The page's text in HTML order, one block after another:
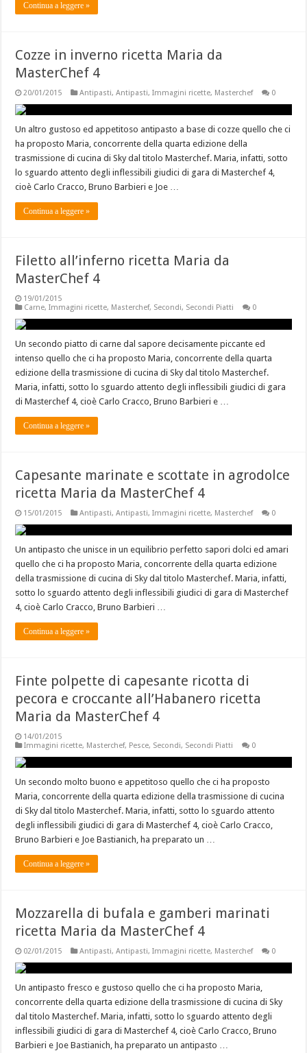
Continua a leggere »
Cozze in inverno ricetta Maria da
MasterChef 4
20/01/2015 Antipasti,Antipasti,Immagini ricette, Masterchef 0
Un altro gustoso ed appetitoso antipasto a base di cozze quello che ci
ha proposto Maria, concorrente della quarta edizione della
trasmissione di cucina di Sky dal titolo Masterchef. Maria, infatti, sotto
lo sguardo attento degli inflessibili giudici di gara di Masterchef 4,
cioè Carlo Cracco, Bruno Barbieri e Joe …
Continua a leggere »
Filetto all’inferno ricetta Maria da
MasterChef 4
19/01/2015
Carne,Immagini ricette, Masterchef, Secondi, Secondi Piatti 0
Un secondo piatto di carne dal sapore decisamente piccante ed
intenso quello che ci ha proposto Maria, concorrente della quarta
edizione della trasmissione di cucina di Sky dal titolo Masterchef.
Maria, infatti, sotto lo sguardo attento degli inflessibili giudici di gara
di Masterchef 4, cioè Carlo Cracco, Bruno Barbieri e …
Continua a leggere »
Capesante marinate e scottate in agrodolce
ricetta Maria da MasterChef 4
15/01/2015 Antipasti,Antipasti,Immagini ricette, Masterchef 0
Un antipasto che unisce in un equilibrio perfetto sapori dolci ed amari
quello che ci ha proposto Maria, concorrente della quarta edizione
della trasmissione di cucina di Sky dal titolo Masterchef. Maria, infatti,
sotto lo sguardo attento degli inflessibili giudici di gara di Masterchef
4, cioè Carlo Cracco, Bruno Barbieri …
Continua a leggere »
Finte polpette di capesante ricotta di
pecora e croccante all’Habanero ricetta
Maria da MasterChef 4
14/01/2015
Immagini ricette, Masterchef, Pesce, Secondi, Secondi Piatti 0
Un secondo molto buono e appetitoso quello che ci ha proposto
Maria, concorrente della quarta edizione della trasmissione di cucina
di Sky dal titolo Masterchef. Maria, infatti, sotto lo sguardo attento
degli inflessibili giudici di gara di Masterchef 4, cioè Carlo Cracco,
Bruno Barbieri e Joe Bastianich, ha preparato un …
Continua a leggere »
Mozzarella di bufala e gamberi marinati
ricetta Maria da MasterChef 4
02/01/2015 Antipasti,Antipasti,Immagini ricette, Masterchef 0
Un antipasto fresco e gustoso quello che ci ha proposto Maria,
concorrente della quarta edizione della trasmissione di cucina di Sky
dal titolo Masterchef. Maria, infatti, sotto lo sguardo attento degli
inflessibili giudici di gara di Masterchef 4, cioè Carlo Cracco, Bruno
Barbieri e Joe Bastianich, ha preparato un antipasto …